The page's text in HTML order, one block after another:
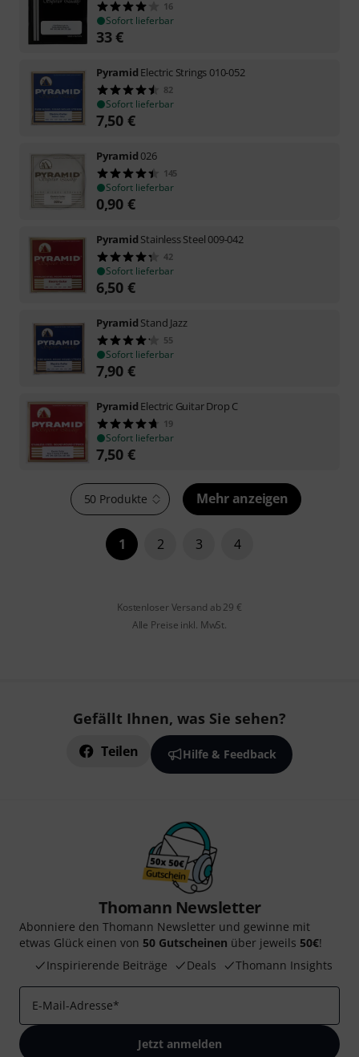
16
Sofort lieferbar
33€
Pyramid Electric Strings 010-052
82
Sofort lieferbar
7,50 €
Pyramid 026
145
Sofort lieferbar
0,90 €
Pyramid Stainless Steel 009-042
42
Sofort lieferbar
6,50 €
Pyramid Stand Jazz
55
Sofort lieferbar
7,90 €
Pyramid Electric Guitar Drop C
19
Sofort lieferbar
7,50 €
50 Produkte Mehr anzeigen
1 2 3 4
Kostenloser Versand ab 29 €
Alle Preise inkl. MwSt.
Gefällt Ihnen, was Sie sehen?
Teilen Hilfe & Feedback
Thomann Newsletter
Abonniere den Thomann Newsletter und gewinne mit
etwas Glück einen von 50 Gutscheinen über jeweils 50€!
Inspirierende Beiträge
Deals Thomann Insights
E-Mail-Adresse*
Jetzt anmelden